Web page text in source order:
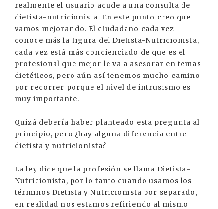
realmente el usuario acude a una consulta de
dietista-nutricionista. En este punto creo que
vamos mejorando. El ciudadano cada vez
conoce más la figura del Dietista-Nutricionista,
cada vez está más concienciado de que es el
profesional que mejor le va a asesorar en temas
dietéticos, pero aún así tenemos mucho camino
por recorrer porque el nivel de intrusismo es
muy importante.
Quizá debería haber planteado esta pregunta al
principio, pero ¿hay alguna diferencia entre
dietista y nutricionista?
La ley dice que la profesión se llama Dietista-
Nutricionista, por lo tanto cuando usamos los
términos Dietista y Nutricionista por separado,
en realidad nos estamos refiriendo al mismo